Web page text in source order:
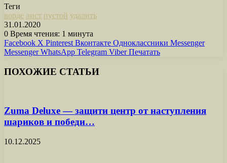
Теги
ворде лист пустой удалить
31.01.2020
0 Время чтения: 1 минута
Facebook X Pinterest Вконтакте Одноклассники Messenger
Messenger WhatsApp Telegram Viber Печатать
ПОХОЖИЕ СТАТЬИ
Zuma Deluxe — защити центр от наступления
шариков и победи…
10.12.2025